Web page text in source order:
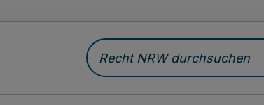
Recht NRW durchsuchen